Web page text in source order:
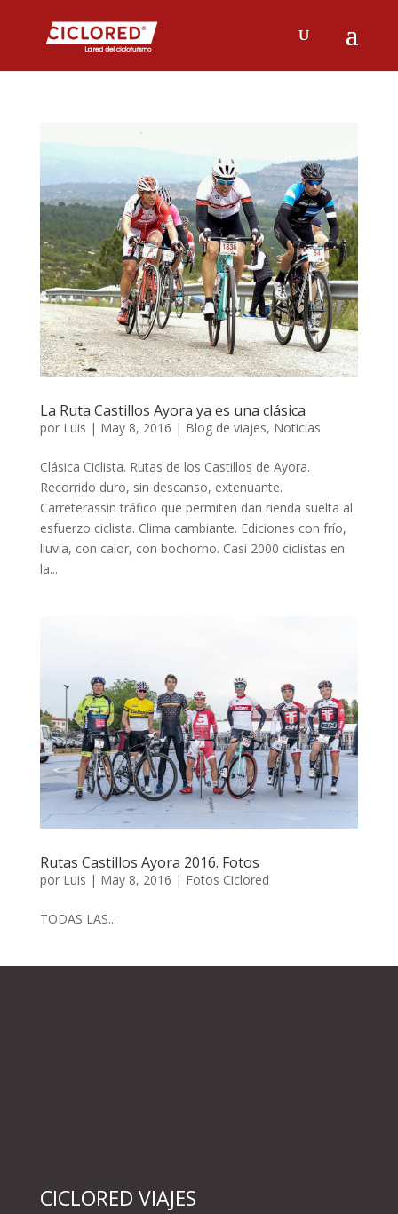
La Ruta Castillos Ayora ya es una clásica
por Luis | May 8, 2016 | Blog de viajes, Noticias
Clásica Ciclista. Rutas de los Castillos de Ayora.
Recorrido duro, sin descanso, extenuante.
Carreterassin tráfico que permiten dan rienda suelta al
esfuerzo ciclista. Clima cambiante. Ediciones con frío,
lluvia, con calor, con bochorno. Casi 2000 ciclistas en
la...
Rutas Castillos Ayora 2016. Fotos
por Luis | May 8, 2016 | Fotos Ciclored
TODAS LAS...
CICLORED VIAJES